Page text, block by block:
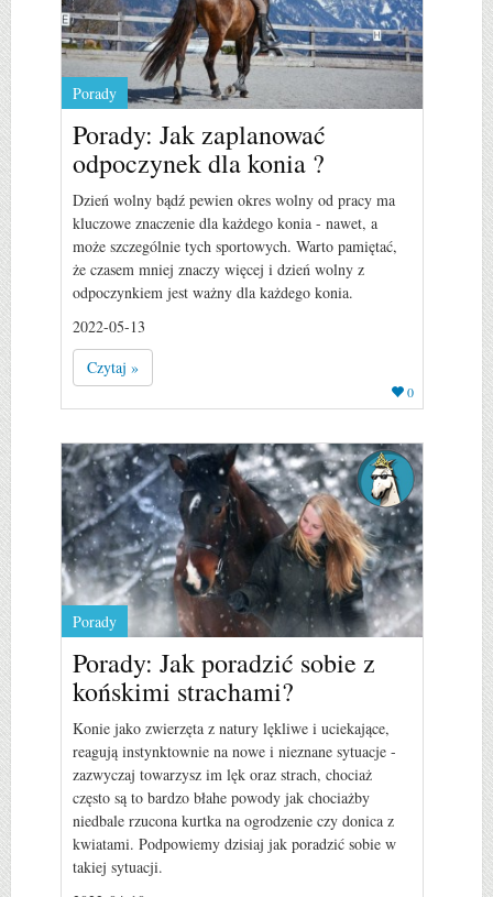
Porady
Porady: Jak zaplanować
odpoczynek dla konia ?
Dzień wolny bądź pewien okres wolny od pracy ma
kluczowe znaczenie dla każdego konia - nawet, a
może szczególnie tych sportowych. Warto pamiętać,
że czasem mniej znaczy więcej i dzień wolny z
odpoczynkiem jest ważny dla każdego konia.
2022-05-13
Czytaj »
0
Porady
Porady: Jak poradzić sobie z
końskimi strachami?
Konie jako zwierzęta z natury lękliwe i uciekające,
reagują instynktownie na nowe i nieznane sytuacje -
zazwyczaj towarzysz im lęk oraz strach, chociaż
często są to bardzo błahe powody jak chociażby
niedbale rzucona kurtka na ogrodzenie czy donica z
kwiatami. Podpowiemy dzisiaj jak poradzić sobie w
takiej sytuacji.